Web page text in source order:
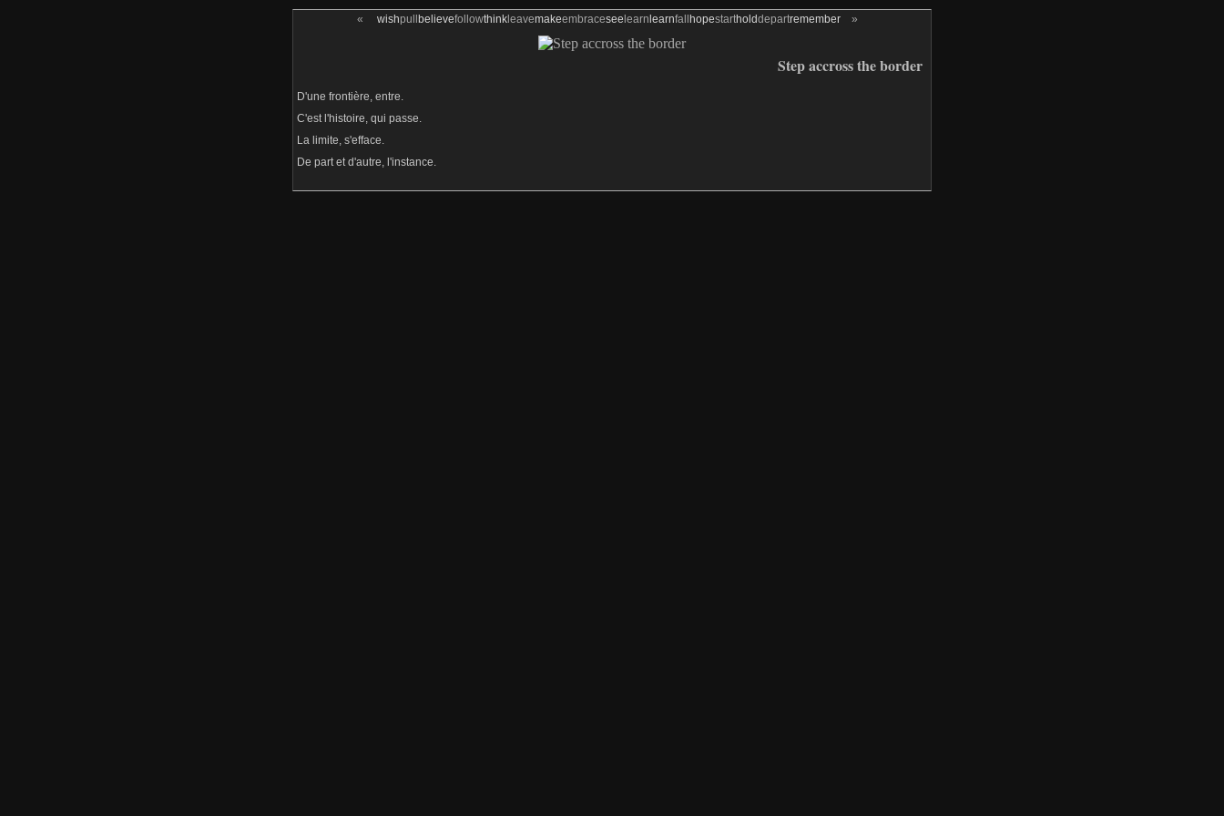
« wishpull believefollowthinkleavemakeembracesee learn learnfall hopestartholddepartremember »
Step accross the border
D'une frontière, entre.
C'est l'histoire, qui passe.
La limite, s'efface.
De part et d'autre, l'instance.